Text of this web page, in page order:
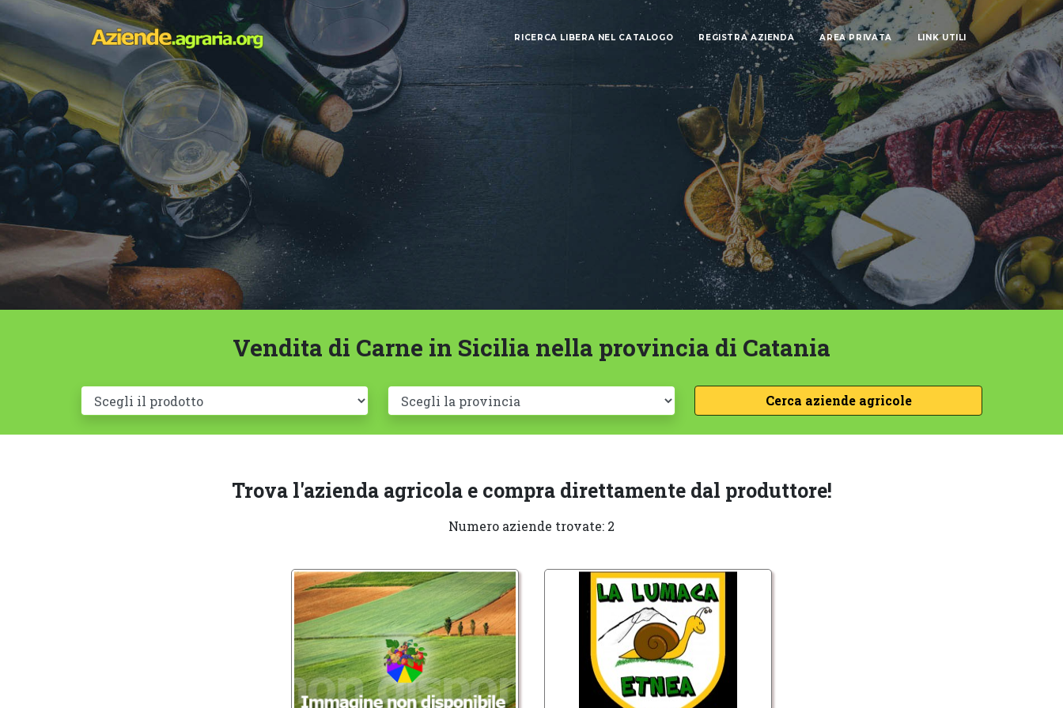
RICERCA LIBERA NEL CATALOGO REGISTRA AZIENDA AREA PRIVATA LINK UTILI
Vendita di Carne in Sicilia nella provincia di Catania
Trova l'azienda agricola e compra direttamente dal produttore!
Numero aziende trovate: 2